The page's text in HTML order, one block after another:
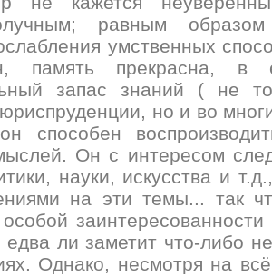
равным
умственных
память прекрасна, в
запас знаний ( не
но и во
способен
Он с интересом
науки, искусства и
на эти темы... так
едва ли заметит что-либо
Однако, несмотря на